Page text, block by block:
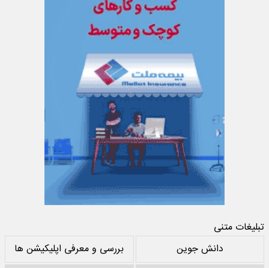
تبلیغات متنی
دانش جوین
بررسی و معرفی اپلیکیشن ها